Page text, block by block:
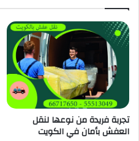
تجربة فريدة من نوعها لنقل
العفش بأمان في الكويت